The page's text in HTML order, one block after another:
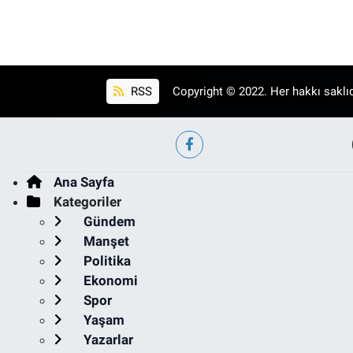
RSS Copyright © 2022. Her hakkı
Ana Sayfa
Kategoriler
Gündem
Manşet
Politika
Ekonomi
Spor
Yaşam
Yazarlar